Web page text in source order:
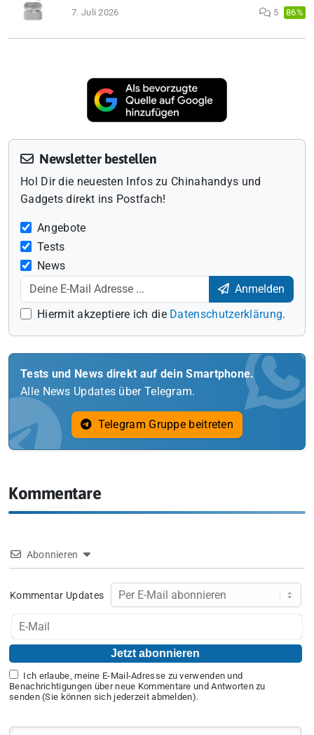
7. Juli 2026 5 86%
Newsletter bestellen
Hol Dir die neuesten Infos zu Chinahandys und
Gadgets direkt ins Postfach!
Angebote
Tests
News
Anmelden
Hiermit akzeptiere ich die Datenschutzerklärung.
Tests und News direkt auf dein Smartphone.
Alle News Updates über Telegram.
Telegram Gruppe beitreten
Kommentare
Abonnieren
Kommentar Updates
Ich erlaube, meine E-Mail-Adresse zu verwenden und
Benachrichtigungen über neue Kommentare und Antworten zu
senden (Sie können sich jederzeit abmelden).